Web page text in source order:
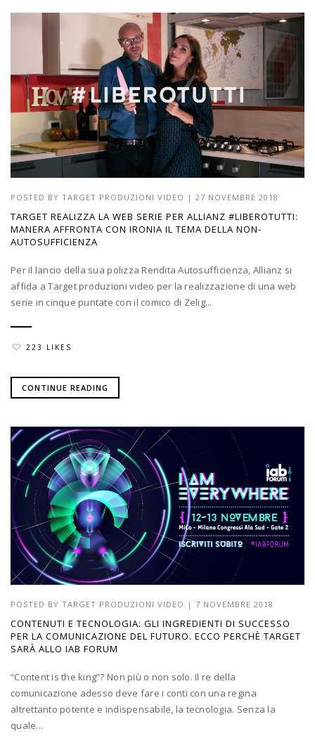
POSTED BY TARGET PRODUZIONI VIDEO | 27 NOVEMBRE 2018
TARGET REALIZZA LA WEB SERIE PER ALLIANZ #LIBEROTUTTI:
MANERA AFFRONTA CON IRONIA IL TEMA DELLA NON-
AUTOSUFFICIENZA
Per il lancio della sua polizza Rendita Autosufficienza, Allianz si
affida a Target produzioni video per la realizzazione di una web
serie in cinque puntate con il comico di Zelig...
223 LIKES
CONTINUE READING
POSTED BY TARGET PRODUZIONI VIDEO | 7 NOVEMBRE 2018
CONTENUTI E TECNOLOGIA: GLI INGREDIENTI DI SUCCESSO
PER LA COMUNICAZIONE DEL FUTURO. ECCO PERCHÈ TARGET
SARÀ ALLO IAB FORUM
“Content is the king”? Non più o non solo. Il re della
comunicazione adesso deve fare i conti con una regina
altrettanto potente e indispensabile, la tecnologia. Senza la
quale...